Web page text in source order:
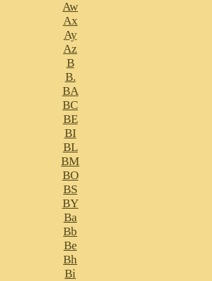
Aw
Ax
Ay
Az
B
B.
BA
BC
BE
BI
BL
BM
BO
BS
BY
Ba
Bb
Be
Bh
Bi